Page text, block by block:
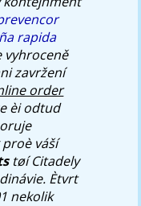
rapida
vyhroceně
zavržení
order
èi odtud
váší
tøí Citadely
Ètvrt
nekolik